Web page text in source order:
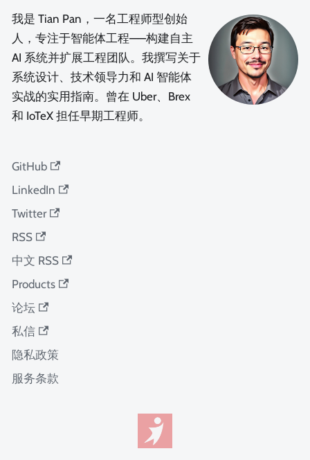
我是 Tian Pan，一名工程师型创始
人，专注于智能体工程——构建自主
AI 系统并扩展工程团队。我撰写关于
系统设计、技术领导力和 AI 智能体
实战的实用指南。曾在 Uber、Brex
和 IoTeX 担任早期工程师。
GitHub
LinkedIn
Twitter
RSS
中文 RSS
Products
论坛
私信
隐私政策
服务条款